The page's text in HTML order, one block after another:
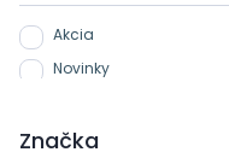
Akcia
Novinky
Značka